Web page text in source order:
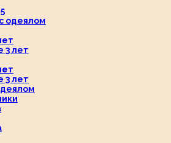
одеялом
3 лет
3 лет